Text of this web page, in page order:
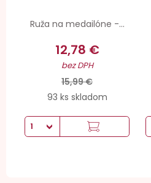
Ruža na medailóne -...
12,78 €
bez DPH
15,99 €
93 ks skladom